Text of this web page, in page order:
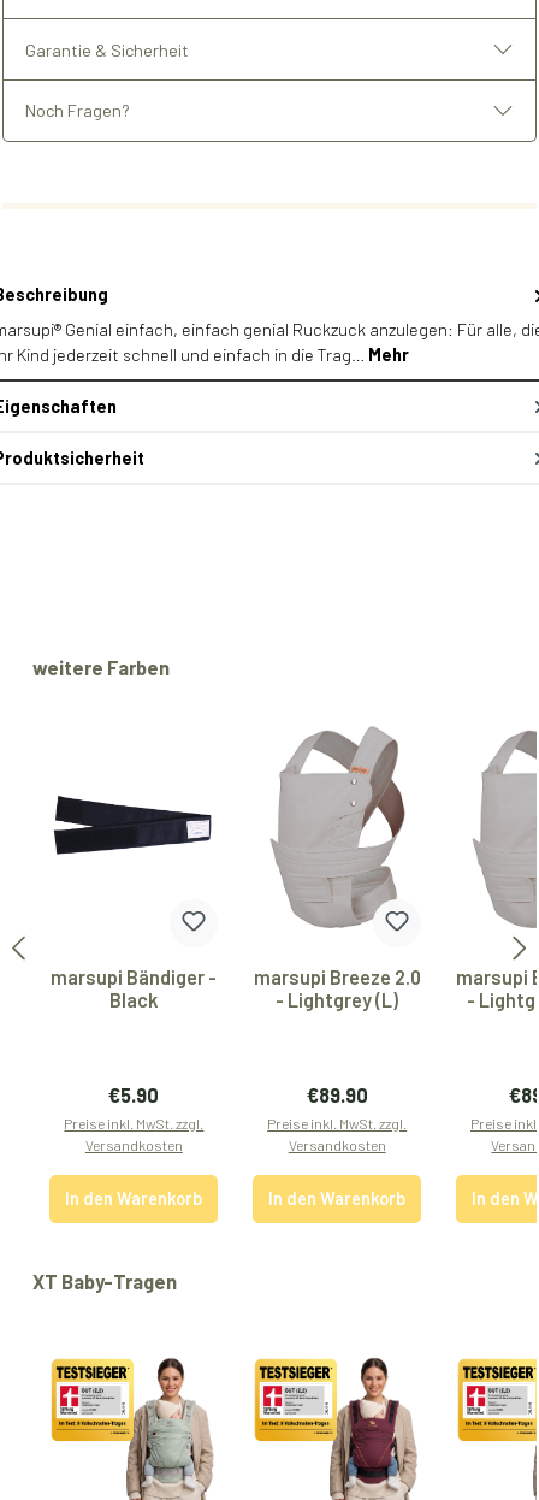
Garantie & Sicherheit
Noch Fragen?
Genial einfach, einfach genial Ruckzuck anzulegen: Für alle,
Kind jederzeit schnell und einfach in die Trag… Mehr
Produktgalerie überspringen
weitere Farben
marsupi Bändiger -
Black
Regulärer Preis:
€5.90
Preise inkl. MwSt. zzgl.
Versandkosten
In den Warenkorb
marsupi Breeze 2.0
- Lightgrey (L)
Regulärer Preis:
€89.90
Preise inkl. MwSt. zzgl.
Versandkosten
In den Warenkorb
marsupi
-
Preise
In den
Produktgalerie überspringen
XT Baby-Tragen